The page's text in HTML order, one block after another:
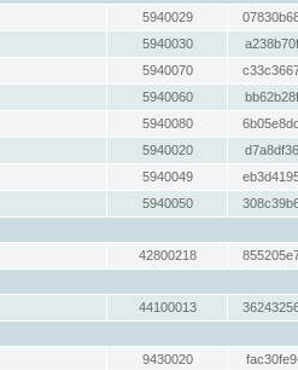
5940029
5940030
5940070
5940060
5940080
5940020
5940049
5940050
42800218
44100013
9430020